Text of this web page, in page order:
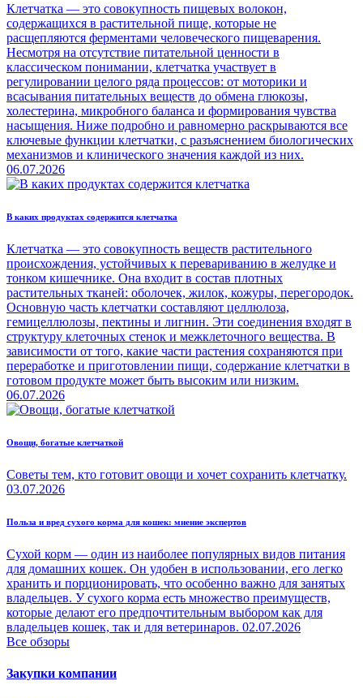
Клетчатка — это совокупность пищевых волокон,
содержащихся в растительной пище, которые не
расщепляются ферментами человеческого пищеварения.
Несмотря на отсутствие питательной ценности в
классическом понимании, клетчатка участвует в
регулировании целого ряда процессов: от моторики и
всасывания питательных веществ до обмена глюкозы,
холестерина, микробного баланса и формирования чувства
насыщения. Ниже подробно и равномерно раскрываются все
ключевые функции клетчатки, с разъяснением биологических
механизмов и клинического значения каждой из них.
06.07.2026
В каких продуктах содержится клетчатка
Клетчатка — это совокупность веществ растительного
происхождения, устойчивых к перевариванию в желудке и
тонком кишечнике. Она входит в состав плотных
растительных тканей: оболочек, жилок, кожуры, перегородок.
Основную часть клетчатки составляют целлюлоза,
гемицеллюлозы, пектины и лигнин. Эти соединения входят в
структуру клеточных стенок и межклеточного вещества. В
зависимости от того, какие части растения сохраняются при
переработке и приготовлении пищи, содержание клетчатки в
готовом продукте может быть высоким или низким.
06.07.2026
Овощи, богатые клетчаткой
Советы тем, кто готовит овощи и хочет сохранить клетчатку.
03.07.2026
Польза и вред сухого корма для кошек: мнение экспертов
Сухой корм — один из наиболее популярных видов питания
для домашних кошек. Он удобен в использовании, его легко
хранить и порционировать, что особенно важно для занятых
владельцев. У сухого корма есть множество преимуществ,
которые делают его предпочтительным выбором как для
владельцев кошек, так и для ветеринаров. 02.07.2026
Все обзоры
Закупки компании